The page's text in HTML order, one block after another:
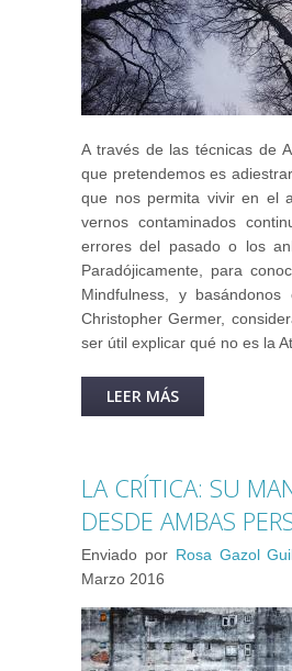
A través de las técnicas de
que pretendemos es
que nos permita vivir en el
vernos contaminados
errores del pasado o los
Paradójicamente, para
Mindfulness, y
Christopher Germer,
ser útil explicar qué no es la
LEER MÁS
MINDFULNESS?
LA CRÍTICA: SU
DESDE AMBAS
Enviado por Rosa Gazol
Marzo 2016